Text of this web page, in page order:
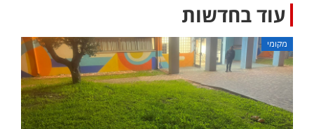
עוד בחדשות
מקומי